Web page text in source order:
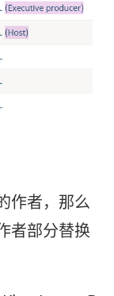
作者，那么
者部分替换